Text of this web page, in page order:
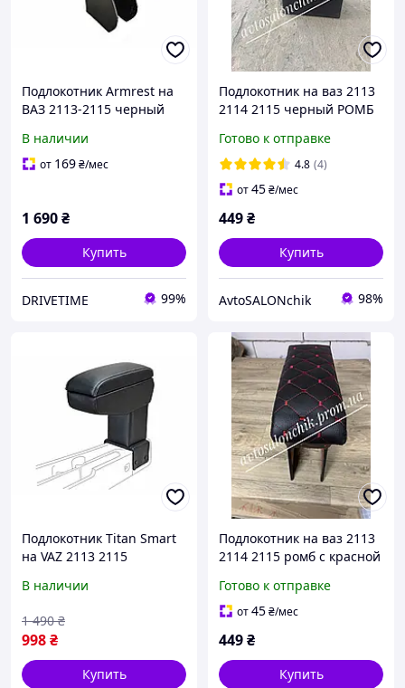
Подлокотник Armrest на
ВАЗ 2113-2115 черный
В наличии
от 169₴/мес
1 690₴
Купить
DRIVETIME 99%
Подлокотник на ваз 2113
2114 2115 черный РОМБ
Готово к отправке
4.8 (4)
от45₴/мес
449₴
Купить
AvtoSALONchik 98%
Подлокотник Titan Smart
на VAZ 2113 2115
В наличии
998₴
1 490 ₴
Купить
Подлокотник на ваз 2113
2114 2115 ромб с красной
Готово к отправке
от45₴/мес
449₴
Купить